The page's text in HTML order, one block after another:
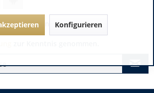
die besten Angebote:Konfigurieren